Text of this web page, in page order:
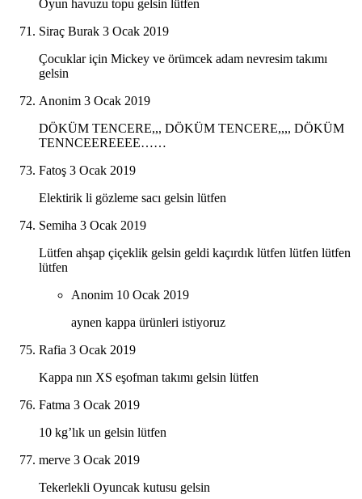
Oyun havuzu topu gelsin lütfen
Siraç Burak 3 Ocak 2019
Çocuklar için Mickey ve örümcek adam nevresim takımı
gelsin
Anonim 3 Ocak 2019
DÖKÜM TENCERE,,, DÖKÜM TENCERE,,,, DÖKÜM
TENNCEEREEEE……
Fatoş 3 Ocak 2019
Elektirik li gözleme sacı gelsin lütfen
Semiha 3 Ocak 2019
Lütfen ahşap çiçeklik gelsin geldi kaçırdık lütfen lütfen lütfen
lütfen
Anonim 10 Ocak 2019
aynen kappa ürünleri istiyoruz
Rafia 3 Ocak 2019
Kappa nın XS eşofman takımı gelsin lütfen
Fatma 3 Ocak 2019
10 kg’lık un gelsin lütfen
merve 3 Ocak 2019
Tekerlekli Oyuncak kutusu gelsin